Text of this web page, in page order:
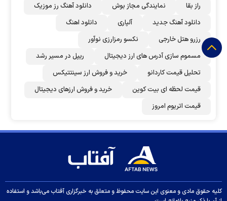
راز بقا
نمایندگی مجاز بوش
دانلود آهنگ رز‌ موزیک
دانلود آهنگ جدید
آلپاری
دانلود اهنگ
رزرو هتل خارجی
نکسو رمزارزی نوآور
مسموم سازی آدرس های ارز دیجیتال
ریپل در مسیر رشد
تحلیل قیمت کاردانو
خرید و فروش ارز سینتتیکس
قیمت لحظه ای بیت کوین
خرید و فروش ارزهای دیجیتال
قیمت اتریوم امروز
کلیه حقوق مادی و معنوی این سایت محفوظ و متعلق به خبرگزاری آفتاب می‌باشد و استفاده